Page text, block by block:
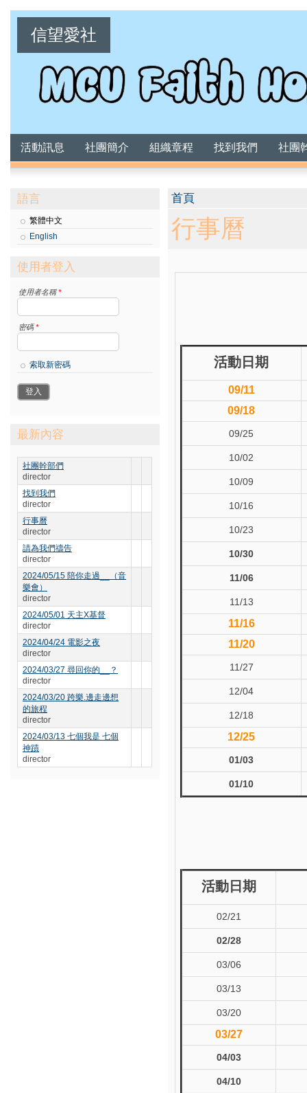
信望愛社
活動訊息 社團簡介 組織章程 找到我們 社團
語言
繁體中文
English
使用者登入
使用者名稱*
密碼*
索取新密碼
最新內容
社團幹部們
director
找到我們
director
行事曆
director
請為我們禱告
director
2024/05/15 陪你走過__（音
樂會）
director
2024/05/01 天主X基督
director
2024/04/24 電影之夜
director
2024/03/27 尋回你的__？
director
2024/03/20 跨樂.邊走邊想
的旅程
director
2024/03/13 七個我是 七個
神蹟
director
您在這裡
首頁
行事曆
活動日期
09/11
09/18
09/25
10/02
10/09
10/16
10/23
10/30
11/06
11/13
11/16
11/20
11/27
12/04
12/18
12/25
01/03
01/10
活動日期
02/21
02/28
03/06
03/13
03/20
03/27
04/03
04/10